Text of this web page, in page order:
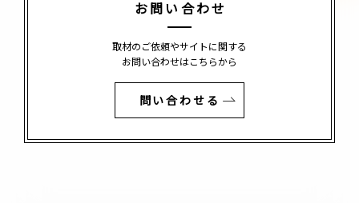
お問い合わせ
取材のご依頼やサイトに関する
お問い合わせはこちらから
問い合わせる